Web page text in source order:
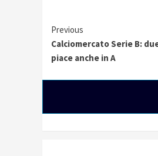
Continue
Reading
Previous
Calciomercato Serie B:
piace anche in A